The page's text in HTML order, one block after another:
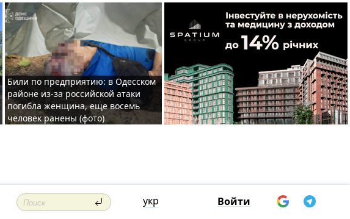
Били по предприятию: в Одесском
районе из-за российской атаки
погибла женщина, еще восемь
человек ранены (фото)
укр Войти